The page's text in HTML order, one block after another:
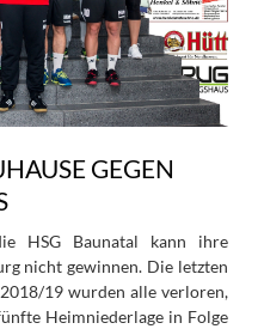
GEGEN
HSG Baunatal kann ihre
nicht gewinnen. Die letzten
19 wurden alle verloren,
Heimniederlage in Folge